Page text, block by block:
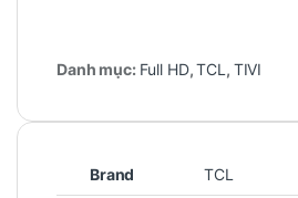
Danh mục: Full HD,TCL , TIVI
Brand TCL